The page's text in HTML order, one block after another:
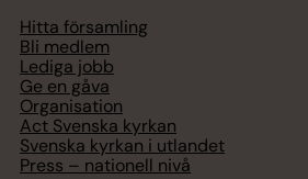
Hitta församling
Bli medlem
Lediga jobb
Ge en gåva
Organisation
Act Svenska kyrkan
Svenska kyrkan i utlandet
Press – nationell nivå